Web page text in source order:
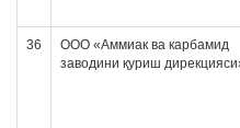
36
OOO «Аммиак ва карбамид
заводини қуриш